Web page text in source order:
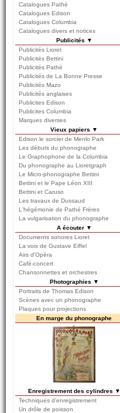
Catalogues Pathé
Catalogues Edison
Catalogues Columbia
Catalogues divers et notices
Publicités ▼
Publicités Lioret
Publicités Bettini
Publicités Pathé
Publicités de La Bonne Presse
Publicités Mazo
Publicités anglaises
Publicites Edison
Publicites Columbia
Marques diverses
Vieux papiers ▼
Edison le sorcier de Menlo Park
Les débuts du phonographe
Le Graphophone de la Columbia
Du phonographe au Lioretgraph
Le Micro-phonographe Bettini
Bettini et le Pape Léon XIII
Bettini et Caruso
Les travaux de Dussaud
L'hégémonie de Pathé Frères
La vulgarisation du phonographe
A écouter ▼
Documents sonores Lioret
La voix de Gustave Eiffel
Airs d'Opéra
Café-concert
Chansonnettes et orchestres
Photographies ▼
Portraits de Thomas Edison
Scènes avec un phonographe
Plaques pour projections
En marge du phonographe
Enregistrement des cylindres ▼
Techniques d'enregistrement
Un drôle de poisson